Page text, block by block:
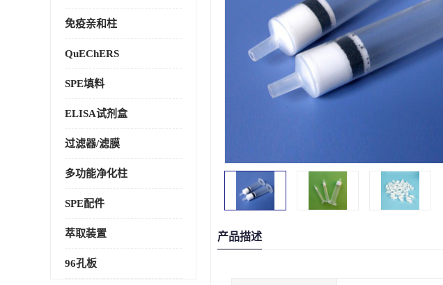
免疫亲和柱
QuEChERS
SPE填料
ELISA试剂盒
过滤器/滤膜
多功能净化柱
SPE配件
萃取装置
96孔板
产品描述